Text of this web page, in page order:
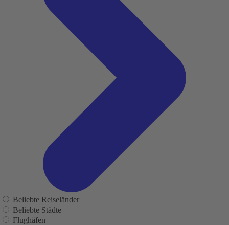
Beliebte Reiseländer
Beliebte Städte
Flughäfen